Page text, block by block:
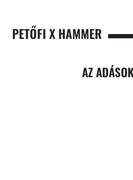
PETŐFI X HAMMER
AZ